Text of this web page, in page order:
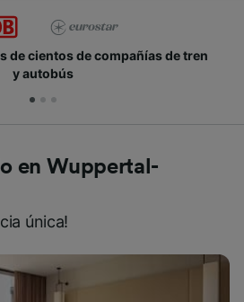
de cientos de compañías de tren
y autobús
en Wuppertal-
única!